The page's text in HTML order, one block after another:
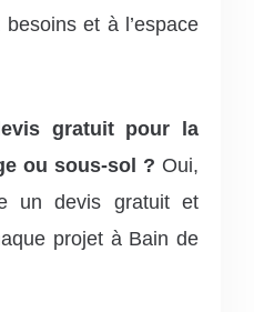
et à l’espace
gratuit pour la
ou sous-sol ? Oui,
un devis gratuit et
projet à Bain de